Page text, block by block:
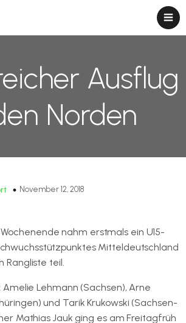
Ausflug
Norden
November 12, 2018
nahm erstmals ein U15-
Mitteldeutschland
Rangliste teil.
Amelie Lehmann (Sachsen), Arne
und Tarik Krukowski (Sachsen-
Mathias Jauk ging es am Freitagfrüh